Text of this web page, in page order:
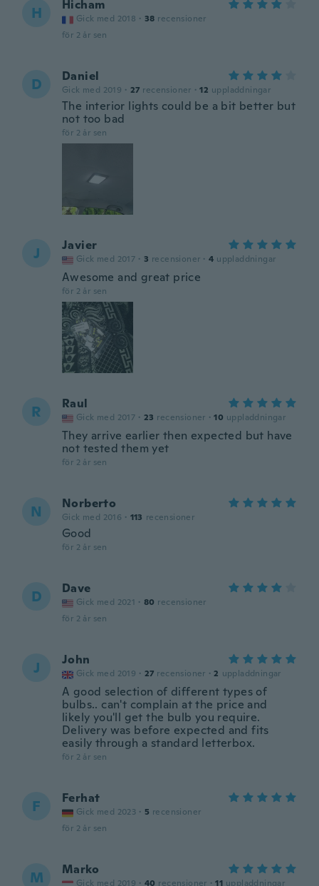
H Hicham
Gick med 2018 · 38 recensioner
för 2 år sen
D Daniel
Gick med 2019 · 27 recensioner · 12 uppladdningar
The interior lights could be a bit better but
not too bad
för 2 år sen
J Javier
Gick med 2017 · 3 recensioner · 4 uppladdningar
Awesome and great price
för 2 år sen
R Raul
Gick med 2017 · 23 recensioner · 10 uppladdningar
They arrive earlier then expected but have
not tested them yet
för 2 år sen
N Norberto
Gick med 2016 · 113 recensioner
Good
för 2 år sen
D Dave
Gick med 2021 · 80 recensioner
för 2 år sen
J John
Gick med 2019 · 27 recensioner · 2 uppladdningar
A good selection of different types of
bulbs.. can't complain at the price and
likely you'll get the bulb you require.
Delivery was before expected and fits
easily through a standard letterbox.
för 2 år sen
F Ferhat
Gick med 2023 · 5 recensioner
för 2 år sen
M Marko
Gick med 2019 · 40 recensioner · 11 uppladdningar